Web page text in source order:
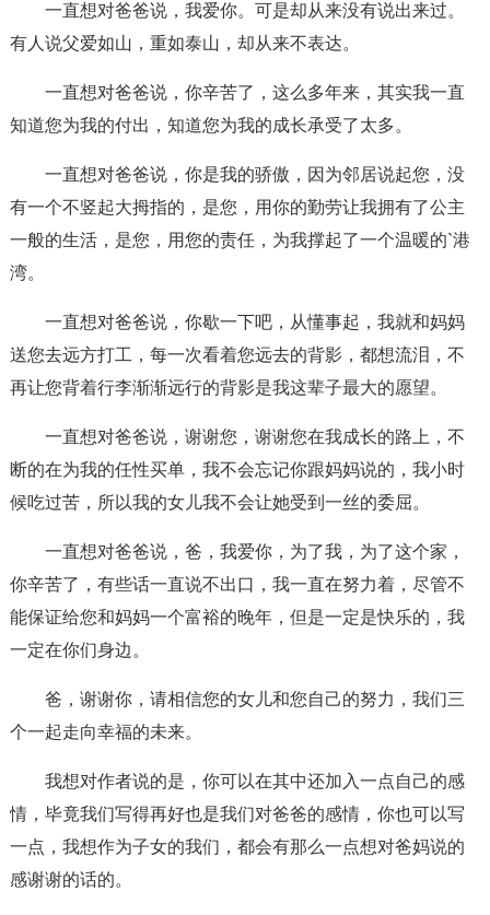
一直想对爸爸说，我爱你。可是却从来没有说出来过。
有人说父爱如山，重如泰山，却从来不表达。
一直想对爸爸说，你辛苦了，这么多年来，其实我一直
知道您为我的付出，知道您为我的成长承受了太多。
一直想对爸爸说，你是我的骄傲，因为邻居说起您，没
有一个不竖起大拇指的，是您，用你的勤劳让我拥有了公主
一般的生活，是您，用您的责任，为我撑起了一个温暖的`港
湾。
一直想对爸爸说，你歇一下吧，从懂事起，我就和妈妈
送您去远方打工，每一次看着您远去的背影，都想流泪，不
再让您背着行李渐渐远行的背影是我这辈子最大的愿望。
一直想对爸爸说，谢谢您，谢谢您在我成长的路上，不
断的在为我的任性买单，我不会忘记你跟妈妈说的，我小时
候吃过苦，所以我的女儿我不会让她受到一丝的委屈。
一直想对爸爸说，爸，我爱你，为了我，为了这个家，
你辛苦了，有些话一直说不出口，我一直在努力着，尽管不
能保证给您和妈妈一个富裕的晚年，但是一定是快乐的，我
一定在你们身边。
爸，谢谢你，请相信您的女儿和您自己的努力，我们三
个一起走向幸福的未来。
我想对作者说的是，你可以在其中还加入一点自己的感
情，毕竟我们写得再好也是我们对爸爸的感情，你也可以写
一点，我想作为子女的我们，都会有那么一点想对爸妈说的
感谢谢的话的。